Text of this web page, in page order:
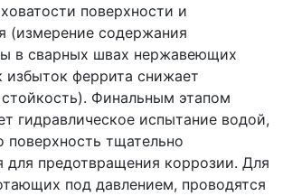
поверхности и
(измерение содержания
в сварных швах нержавеющих
избыток феррита снижает
Финальным этапом
гидравлическое испытание водой,
поверхность тщательно
для предотвращения коррозии. Для
под давлением, проводятся